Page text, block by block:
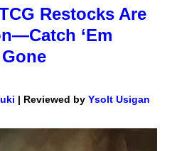
Restocks Are
‘Em
| Reviewed by Ysolt Usigan